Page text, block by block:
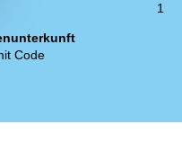
1
Code